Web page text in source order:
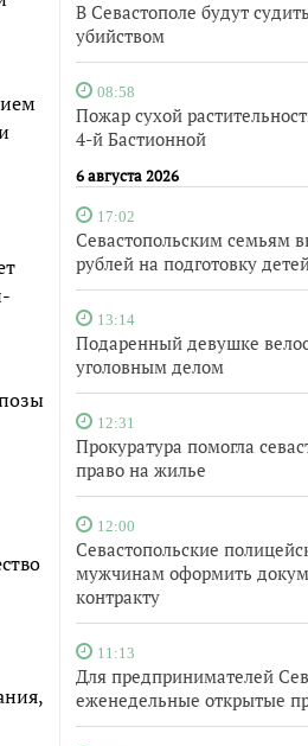
В Севастополе будут
убийством
08:58
Пожар сухой
4-й Бастионной
6 августа 2026
17:02
Севастопольским семьям
рублей на подготовку
13:14
Подаренный девушке
уголовным делом
12:31
Прокуратура помогла
право на жилье
12:00
Севастопольские
мужчинам оформить
контракту
11:13
Для предпринимателей
еженедельные открытые